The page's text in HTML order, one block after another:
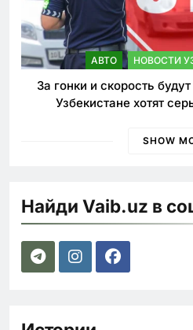
АВТО НОВОСТИ
За гонки и скорость
Узбекистане хотят
SHOW
Найди Vaib.uz в